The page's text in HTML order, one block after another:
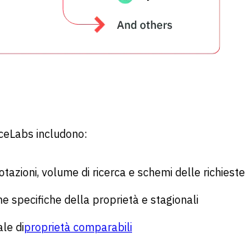
includono:
volume di ricerca e schemi delle richieste
specifiche della proprietà e stagionali
diproprietà comparabili